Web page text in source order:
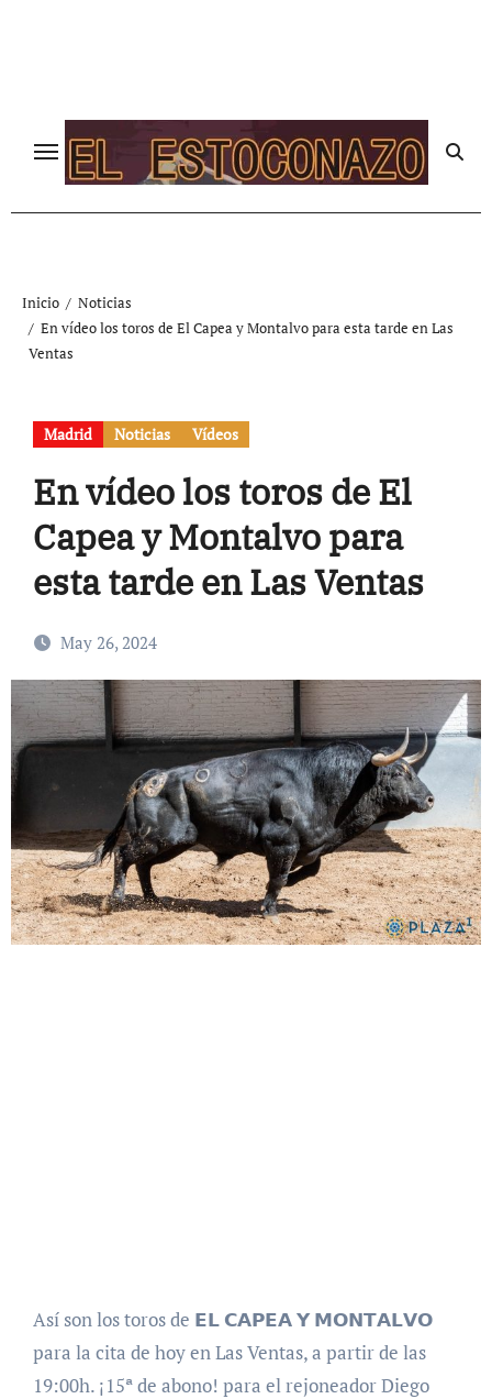
Inicio
Noticias
En vídeo los toros de El Capea y Montalvo para esta tarde en Las
Ventas
Madrid Noticias Vídeos
En vídeo los toros de El
Capea y Montalvo para
esta tarde en Las Ventas
May 26, 2024
Así son los toros de 𝗘𝗟 𝗖𝗔𝗣𝗘𝗔 𝗬 𝗠𝗢𝗡𝗧𝗔𝗟𝗩𝗢
para la cita de hoy en Las Ventas, a partir de las
19:00h. ¡15ª de abono! para el rejoneador Diego